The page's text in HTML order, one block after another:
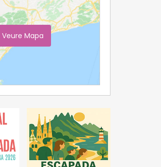
Veure Mapa